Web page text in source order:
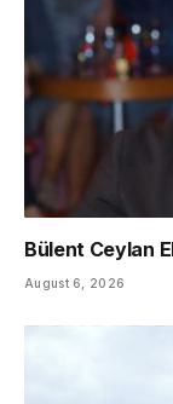
Bülent Ceylan
August 6, 2026